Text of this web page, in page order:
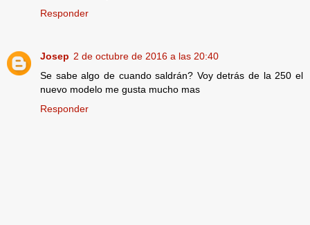
Responder
Josep 2 de octubre de 2016 a las 20:40
Se sabe algo de cuando saldrán? Voy detrás de la 250 el
nuevo modelo me gusta mucho mas
Responder